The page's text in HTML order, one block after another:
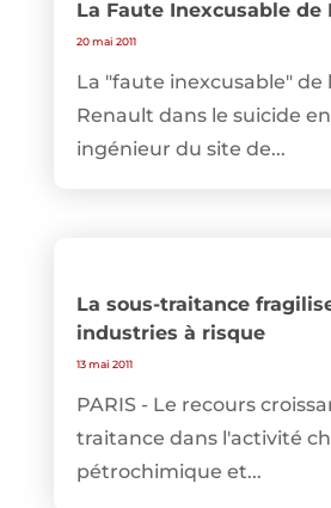
La Faute Inexcusable de
20 mai 2011
La "faute inexcusable" de
Renault dans le suicide
ingénieur du site de...
La sous-traitance
industries à risque
13 mai 2011
PARIS - Le recours
traitance dans l'activité
pétrochimique et...